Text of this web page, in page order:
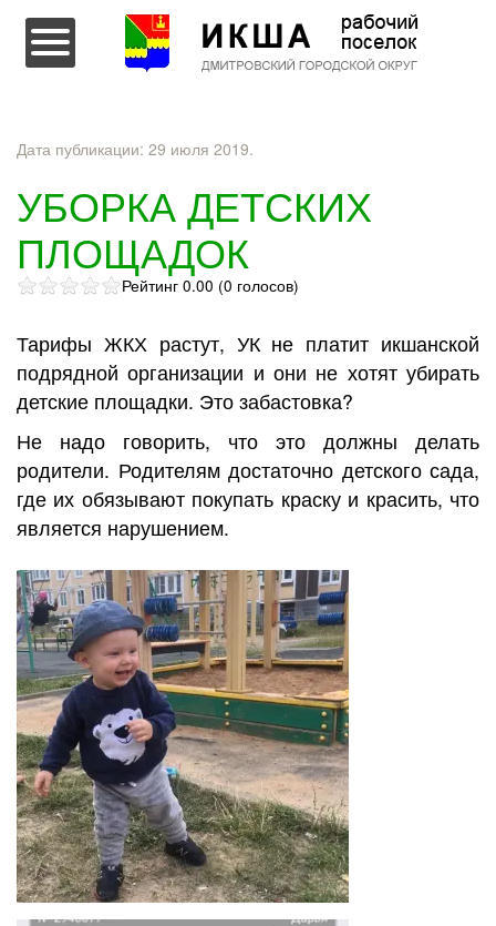
Перейти к содержимому
Дата публикации: 29 июля 2019.
УБОРКА ДЕТСКИХ
ПЛОЩАДОК
Рейтинг 0.00 (0 голосов)
Тарифы ЖКХ растут, УК не платит икшанской
подрядной организации и они не хотят убирать
детские площадки. Это забастовка?
Не надо говорить, что это должны делать
родители. Родителям достаточно детского сада,
где их обязывают покупать краску и красить, что
является нарушением.